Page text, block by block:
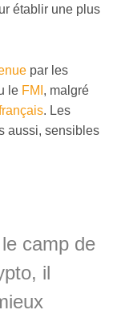
établir une plus
par les
le FMI , malgré
. Les
aussi, sensibles
camp de
il